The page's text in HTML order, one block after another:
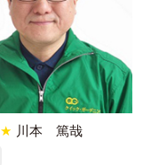
★ 川本 篤哉